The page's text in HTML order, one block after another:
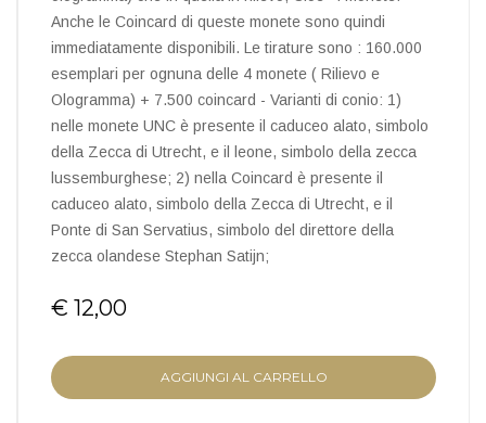
Anche le Coincard di queste monete sono quindi
immediatamente disponibili. Le tirature sono : 160.000
esemplari per ognuna delle 4 monete ( Rilievo e
Ologramma) + 7.500 coincard - Varianti di conio: 1)
nelle monete UNC è presente il caduceo alato, simbolo
della Zecca di Utrecht, e il leone, simbolo della zecca
lussemburghese; 2) nella Coincard è presente il
caduceo alato, simbolo della Zecca di Utrecht, e il
Ponte di San Servatius, simbolo del direttore della
zecca olandese Stephan Satijn;
€ 12,00
AGGIUNGI AL CARRELLO